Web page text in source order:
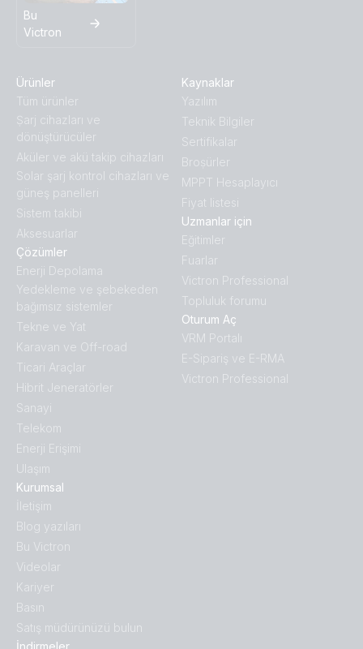
Bu
Victron
Ürünler
Tüm ürünler
Ṣarj cihazları ve
dönüştürücüler
Aküler ve akü takip cihazları
Solar şarj kontrol cihazları ve
güneş panelleri
Sistem takibi
Aksesuarlar
Çözümler
Enerji Depolama
Yedekleme ve şebekeden
bağımsız sistemler
Tekne ve Yat
Karavan ve Off-road
Ticari Araçlar
Hibrit Jeneratörler
Sanayi
Telekom
Enerji Erişimi
Ulaşım
Kurumsal
İletişim
Blog yazıları
Bu Victron
Videolar
Kariyer
Basın
Satış müdürünüzü bulun
Kaynaklar
Yazılım
Teknik Bilgiler
Sertifikalar
Broṣürler
MPPT Hesaplayıcı
Fiyat listesi
Uzmanlar için
Eğitimler
Fuarlar
Victron Professional
Topluluk forumu
Oturum Aç
VRM Portalı
E-Sipariş ve E-RMA
Victron Professional